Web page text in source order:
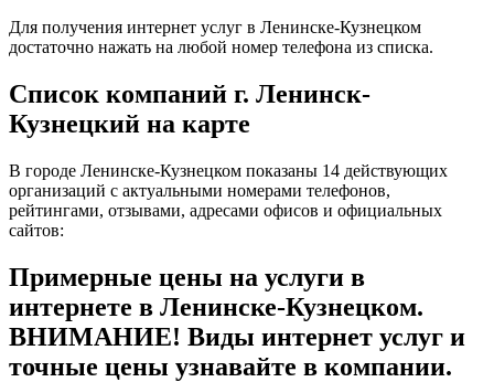
Для получения интернет услуг в Ленинске-Кузнецком
достаточно нажать на любой номер телефона из списка.
Список компаний г. Ленинск-
Кузнецкий на карте
В городе Ленинске-Кузнецком показаны 14 действующих
организаций с актуальными номерами телефонов,
рейтингами, отзывами, адресами офисов и официальных
сайтов:
Примерные цены на услуги в
интернете в Ленинске-Кузнецком.
ВНИМАНИЕ! Виды интернет услуг и
точные цены узнавайте в компании.